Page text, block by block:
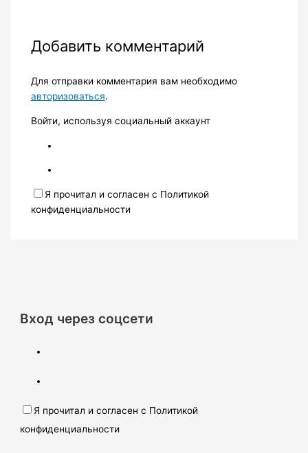
Добавить комментарий
Для отправки комментария вам необходимо
авторизоваться.
Войти, используя социальный аккаунт
Я прочитал и согласен с Политикой
конфиденциальности
Вход через соцсети
Я прочитал и согласен с Политикой
конфиденциальности